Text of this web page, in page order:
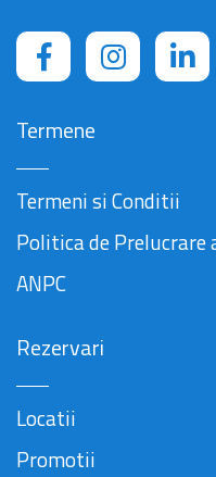
Termene
Termeni si Conditii
Politica de Prelucrare
ANPC
Rezervari
Locatii
Promotii